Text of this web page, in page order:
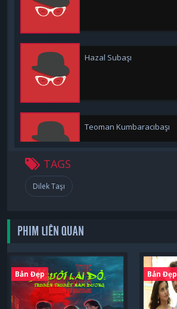
Hazal Subaşı
Teoman Kumbaracıbaşı
Çiçek Dilligil
TAGS
Dilek Taşı
PHIM LIÊN QUAN
Bản Đẹp Bản Đẹp